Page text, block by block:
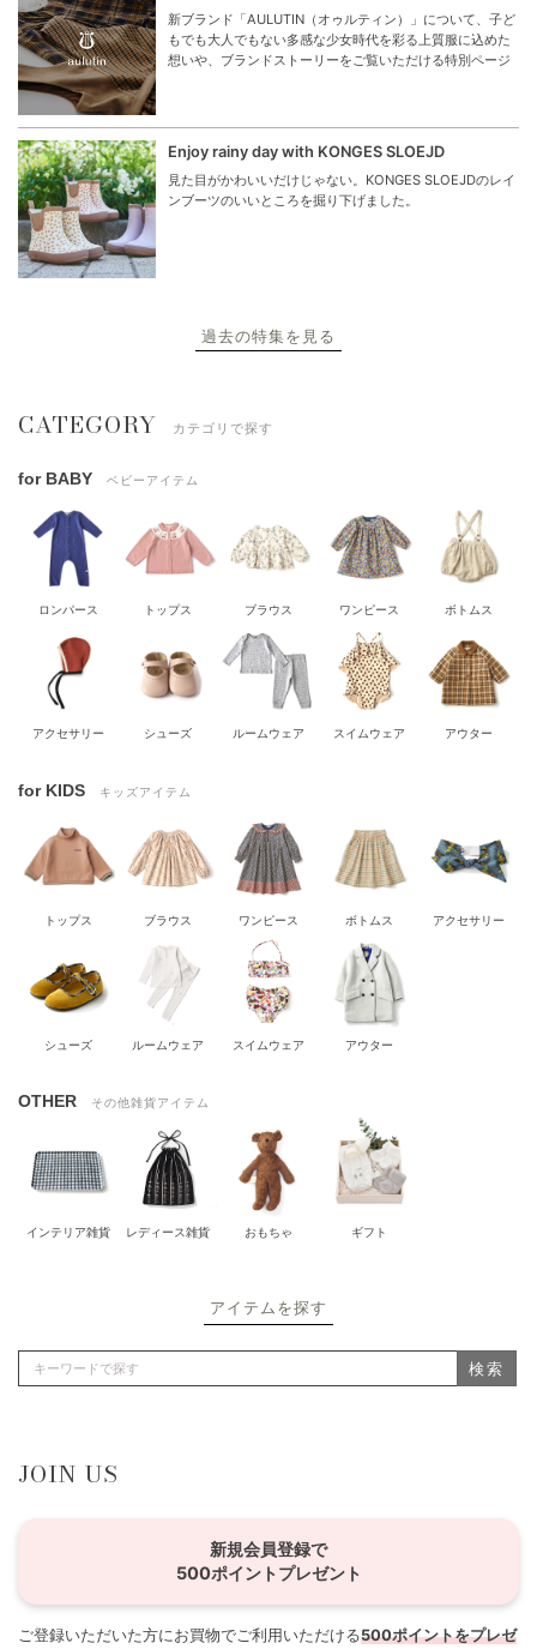
新ブランド「AULUTIN（オゥルティン）」について、子ど
もでも大人でもない多感な少女時代を彩る上質服に込めた
想いや、ブランドストーリーをご覧いただける特別ページ
Enjoy rainy day with KONGES SLOEJD
見た目がかわいいだけじゃない。KONGES SLOEJDのレイ
ンブーツのいいところを掘り下げました。
過去の特集を見る
CATEGORY カテゴリで探す
for BABY ベビーアイテム
ロンパース トップス ブラウス ワンピース ボトムス
アクセサリー シューズ ルームウェア スイムウェア アウター
for KIDS キッズアイテム
トップス ブラウス ワンピース ボトムス アクセサリー
シューズ ルームウェア スイムウェア アウター
OTHER その他雑貨アイテム
インテリア雑貨 レディース雑貨 おもちゃ ギフト
アイテムを探す
検索
JOIN US
新規会員登録で
500ポイントプレゼント
ご登録いただいた方にお買物でご利用いただける500ポイントをプレゼ